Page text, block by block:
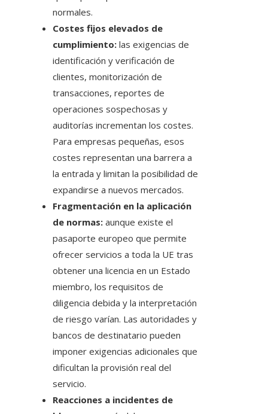
normales.
Costes fijos elevados de
cumplimiento: las exigencias de
identificación y verificación de
clientes, monitorización de
transacciones, reportes de
operaciones sospechosas y
auditorías incrementan los costes.
Para empresas pequeñas, esos
costes representan una barrera a
la entrada y limitan la posibilidad de
expandirse a nuevos mercados.
Fragmentación en la aplicación
de normas: aunque existe el
pasaporte europeo que permite
ofrecer servicios a toda la UE tras
obtener una licencia en un Estado
miembro, los requisitos de
diligencia debida y la interpretación
de riesgo varían. Las autoridades y
bancos de destinatario pueden
imponer exigencias adicionales que
dificultan la provisión real del
servicio.
Reacciones a incidentes de